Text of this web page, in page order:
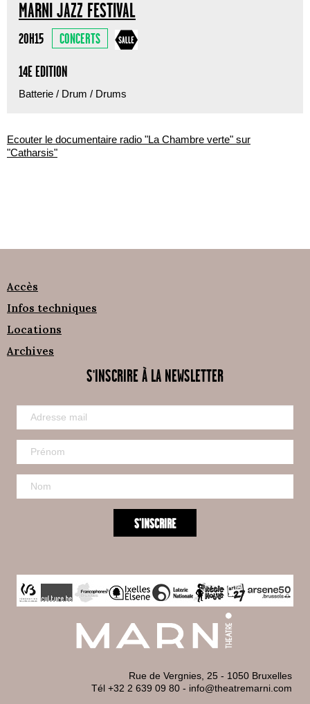
MARNI JAZZ FESTIVAL
20H15 CONCERTS
14E EDITION
Batterie / Drum / Drums
Ecouter le documentaire radio "La Chambre verte" sur
"Catharsis"
Accès
Infos techniques
Locations
Archives
S'INSCRIRE À LA NEWSLETTER
Rue de Vergnies, 25 - 1050 Bruxelles
Tél +32 2 639 09 80 - info@theatremarni.com